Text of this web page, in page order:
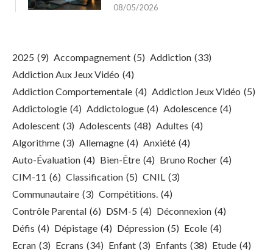
08/05/2026
2025 (9) Accompagnement (5) Addiction (33)
Addiction Aux Jeux Vidéo (4)
Addiction Comportementale (4) Addiction Jeux Vidéo (5)
Addictologie (4) Addictologue (4) Adolescence (4)
Adolescent (3) Adolescents (48) Adultes (4)
Algorithme (3) Allemagne (4) Anxiété (4)
Auto-Évaluation (4) Bien-Être (4) Bruno Rocher (4)
CIM-11 (6) Classification (5) CNIL (3)
Communautaire (3) Compétitions. (4)
Contrôle Parental (6) DSM-5 (4) Déconnexion (4)
Défis (4) Dépistage (4) Dépression (5) Ecole (4)
Ecran (3) Ecrans (34) Enfant (3) Enfants (38) Etude (4)